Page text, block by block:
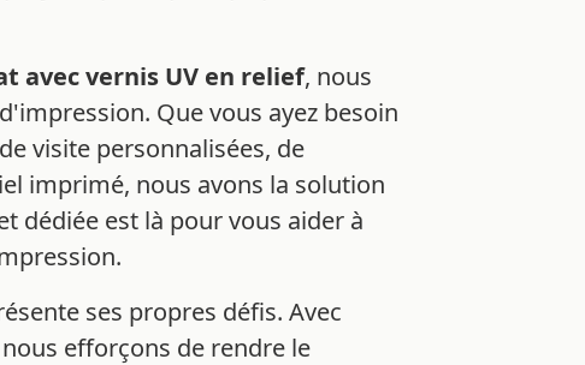
avec vernis UV en relief, nous
Que vous ayez besoin
visite personnalisées, de
imprimé, nous avons la solution
dédiée est là pour vous aider à
ses propres défis. Avec
efforçons de rendre le